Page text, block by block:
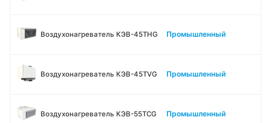
Воздухонагреватель КЭВ-45THG Промышленный
Воздухонагреватель КЭВ-45TVG Промышленный
Воздухонагреватель КЭВ-55TСG Промышленный